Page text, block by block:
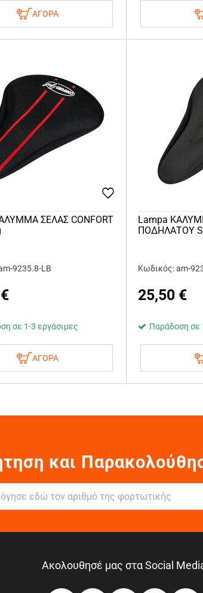
ΑΓΟΡΑ
ΣΕΛΑΣ CONFORT
9235.8-LB
€
σε 1-3 εργάσιμες
ΑΓΟΡΑ
Lampa
ΠΟΔΗΛΑΤΟΥ
Κωδικός: am-
25,50 €
Παράδοση σε
και
Ακολουθησέ μας στα Social